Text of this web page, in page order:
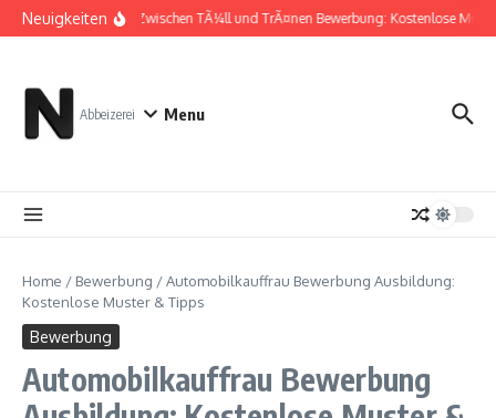
Zum Inhalt springen
Neuigkeiten Zwischen TÃ¼ll und TrÃ¤nen Bewerbung: Kostenlose
Abbeizerei Menu
Home / Bewerbung /Automobilkauffrau Bewerbung Ausbildung:
Kostenlose Muster & Tipps
Bewerbung
Automobilkauffrau Bewerbung